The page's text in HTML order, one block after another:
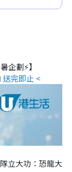
企劃⚡】
送完即止 <
立大功：恐龍大